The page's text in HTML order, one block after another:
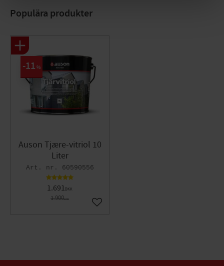
Populära produkter
Auson Tjære-vitriol 10
Liter
60590556
1.691DKK
1.900DKK
11 %
Gem som favorit